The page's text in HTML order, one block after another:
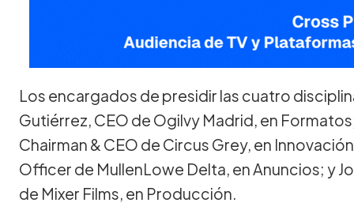
Los encargados de presidir las cuatro
Gutiérrez, CEO de Ogilvy Madrid, en
Chairman & CEO de Circus Grey, en
Officer de MullenLowe Delta, en Anuncios; y
de Mixer Films, en Producción.